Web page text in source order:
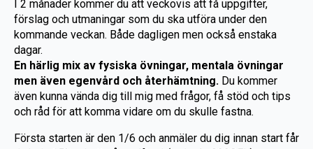
I 2 månader kommer du att veckovis att få uppgifter,
förslag och utmaningar som du ska utföra under den
kommande veckan. Både dagligen men också enstaka
dagar.
En härlig mix av fysiska övningar, mentala övningar
men även egenvård och återhämtning. Du kommer
även kunna vända dig till mig med frågor, få stöd och tips
och råd för att komma vidare om du skulle fastna.
Första starten är den 1/6 och anmäler du dig innan start får